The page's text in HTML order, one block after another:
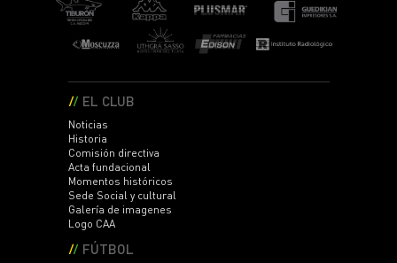
EL CLUB
Noticias
Historia
Comisión directiva
Acta fundacional
Momentos históricos
Sede Social y cultural
Galería de imagenes
Logo CAA
FÚTBOL